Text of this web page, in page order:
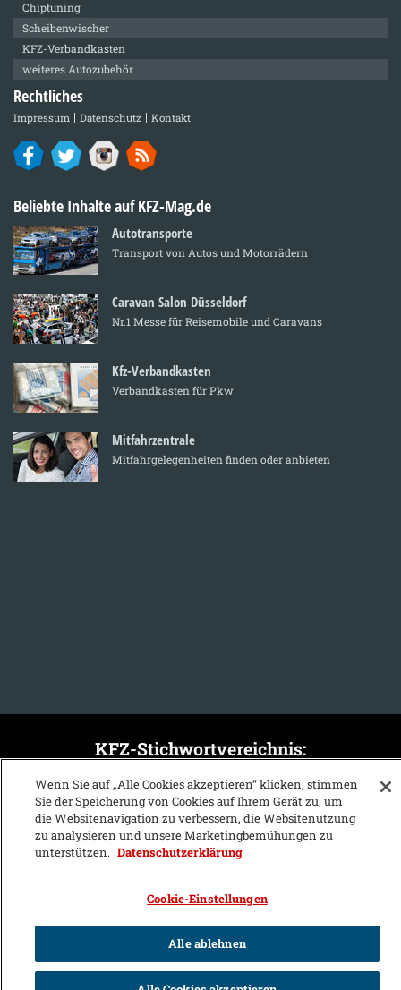
Chiptuning
Scheibenwischer
KFZ-Verbandkasten
weiteres Autozubehör
Rechtliches
Impressum Datenschutz Kontakt
Beliebte Inhalte auf KFZ-Mag.de
Autotransporte
Transport von Autos und Motorrädern
Caravan Salon Düsseldorf
Nr.1 Messe für Reisemobile und Caravans
Kfz-Verbandkasten
Verbandkasten für Pkw
Mitfahrzentrale
Mitfahrgelegenheiten finden oder anbieten
KFZ-Stichwortvereichnis:
A B C D E F G H I
J
K
L M N O P Q R S
U
V W X Z
Wenn Sie auf „Alle Cookies akzeptieren“ klicken, stimmen
Sie der Speicherung von Cookies auf Ihrem Gerät zu, um
die Websitenavigation zu verbessern, die Websitenutzung
zu analysieren und unsere Marketingbemühungen zu
unterstützen. Datenschutzerklärung
Cookie-Einstellungen
Alle ablehnen